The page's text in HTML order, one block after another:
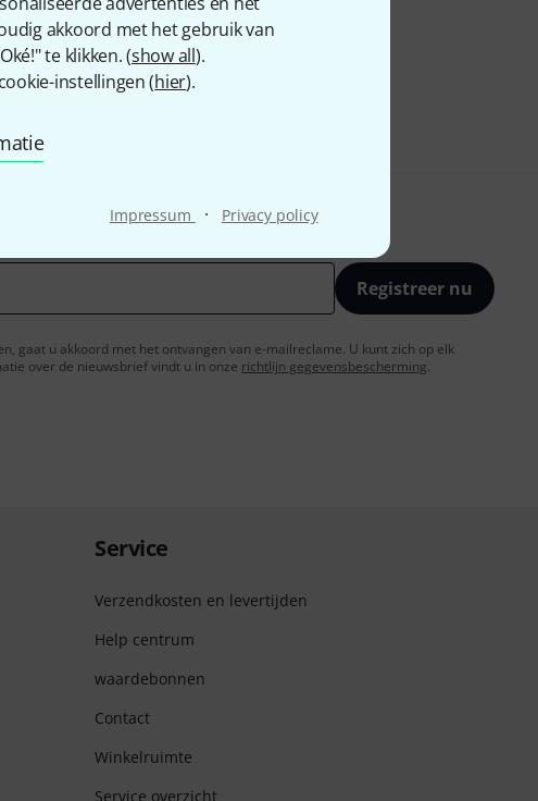
akkoord met het gebruik van
te klikken. (show all).
instellingen (hier).
Impressum · Privacy policy
Registreer nu
gaat u akkoord met het ontvangen van e-mailreclame. U kunt zich op elk
over de nieuwsbrief vindt u in onze richtlijn gegevensbescherming.
Service
Verzendkosten en levertijden
Help centrum
waardebonnen
Contact
Winkelruimte
Service overzicht